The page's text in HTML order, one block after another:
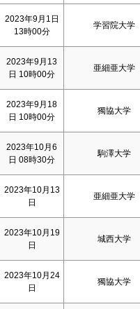
2023年9月1日
13時00分
学習院大学
2023年9月13
日 10時00分
亜細亜大学
2023年9月18
日 10時00分
獨協大学
2023年10月6
日 08時30分
駒澤大学
2023年10月13
日
亜細亜大学
2023年10月19
日
城西大学
2023年10月24
日
獨協大学